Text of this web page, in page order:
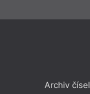
Archiv čísel